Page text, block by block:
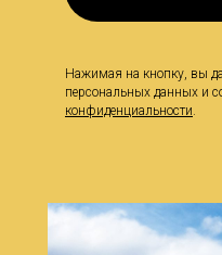
Нажимая на кнопку, вы
персональных данных и
конфиденциальности